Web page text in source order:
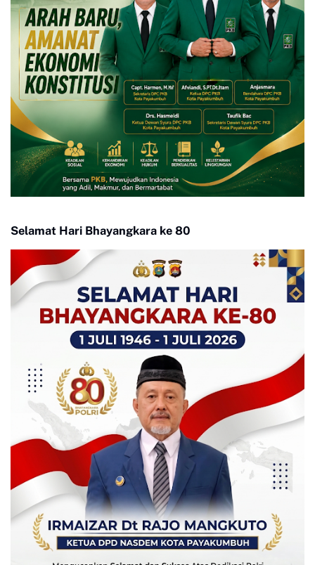
Selamat Hari Bhayangkara ke 80